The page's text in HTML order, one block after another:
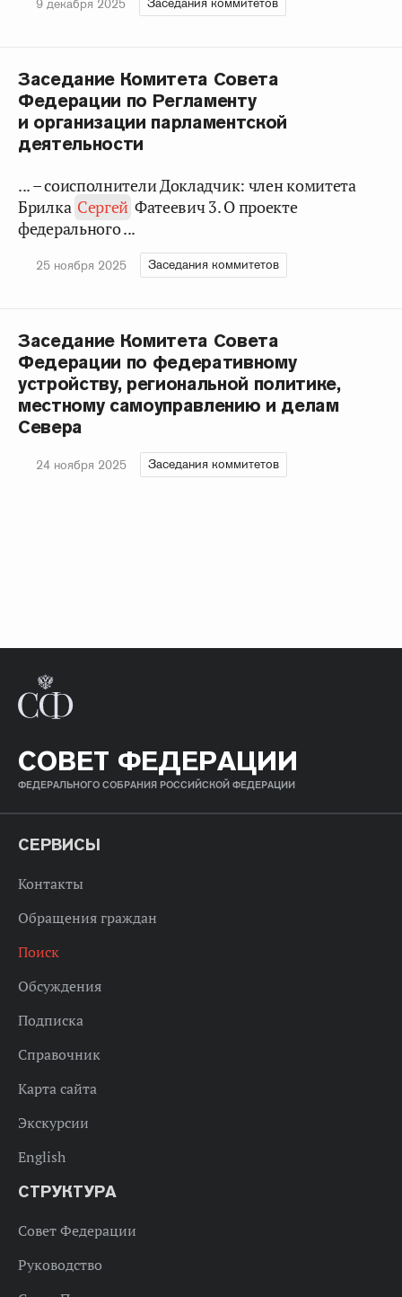
9 декабря 2025
Заседание Комитета Совета
Федерации по Регламенту
и организации парламентской
деятельности
... – соисполнители Докладчик: член комитета
Брилка Сергей Фатеевич 3. О проекте
федерального ...
25 ноября 2025 Заседания коммитетов
Заседание Комитета Совета
Федерации по федеративному
устройству, региональной политике,
местному самоуправлению и делам
Севера
24 ноября 2025 Заседания коммитетов
СОВЕТ ФЕДЕРАЦИИ
ФЕДЕРАЛЬНОГО СОБРАНИЯ РОССИЙСКОЙ ФЕДЕРАЦИИ
СЕРВИСЫ
Контакты
Обращения граждан
Поиск
Обсуждения
Подписка
Справочник
Карта сайта
Экскурсии
English
СТРУКТУРА
Совет Федерации
Руководство